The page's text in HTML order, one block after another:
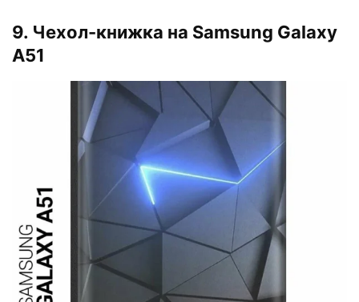
9. Чехол-книжка на Samsung Galaxy
A51